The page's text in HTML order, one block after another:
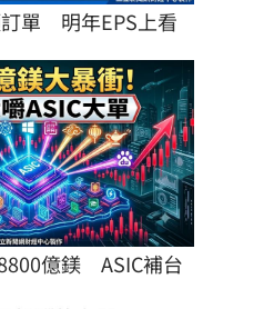
單　明年EPS上看
億鎂　ASIC補台